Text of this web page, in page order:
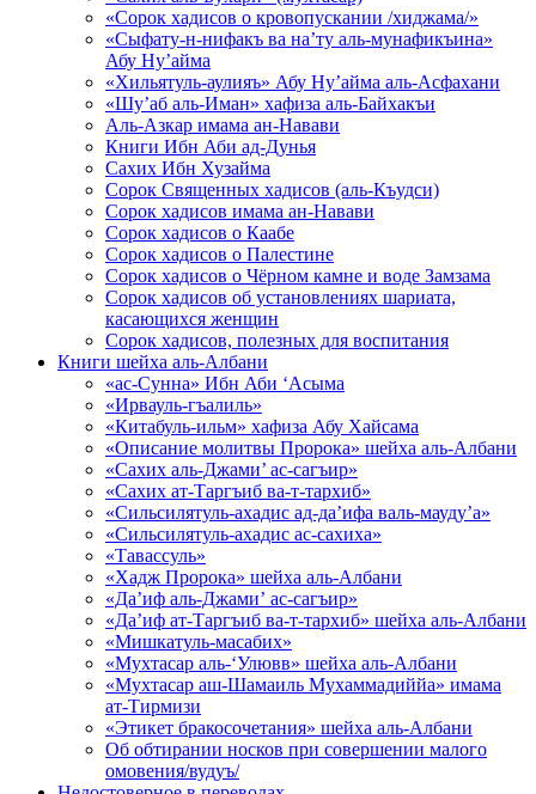
«Сорок хадисов о кровопускании /хиджама/»
«Сыфату-н-нифакъ ва на’ту аль-мунафикъина»
Абу Ну’айма
«Хильятуль-аулияъ» Абу Ну’айма аль-Асфахани
«Шу’аб аль-Иман» хафиза аль-Байхакъи
Аль-Азкар имама ан-Навави
Книги Ибн Аби ад-Дунья
Сахих Ибн Хузайма
Сорок Священных хадисов (аль-Къудси)
Сорок хадисов имама ан-Навави
Сорок хадисов о Каабе
Сорок хадисов о Палестине
Сорок хадисов о Чёрном камне и воде Замзама
Сорок хадисов об установлениях шариата,
касающихся женщин
Сорок хадисов, полезных для воспитания
Книги шейха аль-Албани
«ас-Сунна» Ибн Аби ‘Асыма
«Ирвауль-гъалиль»
«Китабуль-ильм» хафиза Абу Хайсама
«Описание молитвы Пророка» шейха аль-Албани
«Сахих аль-Джами’ ас-сагъир»
«Сахих ат-Таргъиб ва-т-тархиб»
«Сильсилятуль-ахадис ад-да’ифа валь-мауду’а»
«Сильсилятуль-ахадис ас-сахиха»
«Тавассуль»
«Хадж Пророка» шейха аль-Албани
«Да’иф аль-Джами’ ас-сагъир»
«Да’иф ат-Таргъиб ва-т-тархиб» шейха аль-Албани
«Мишкатуль-масабих»
«Мухтасар аль-‘Улювв» шейха аль-Албани
«Мухтасар аш-Шамаиль Мухаммадиййа» имама
ат-Тирмизи
«Этикет бракосочетания» шейха аль-Албани
Об обтирании носков при совершении малого
омовения/вудуъ/